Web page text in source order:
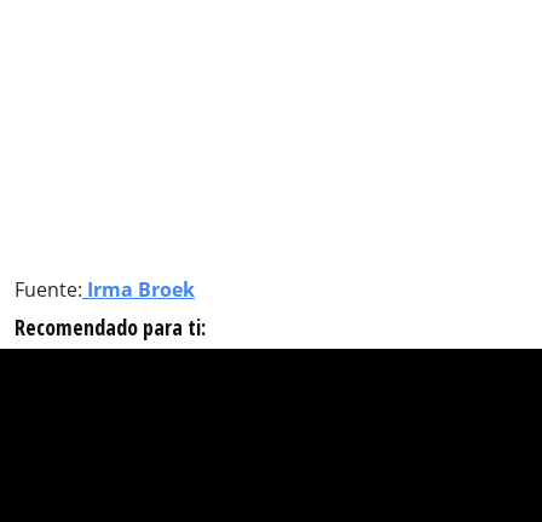
Fuente: Irma Broek
Recomendado para ti: